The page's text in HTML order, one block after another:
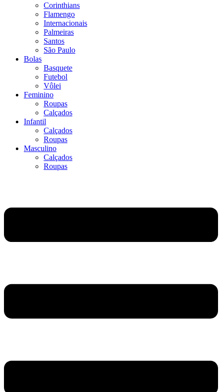
Corinthians
Flamengo
Internacionais
Palmeiras
Santos
São Paulo
Bolas
Basquete
Futebol
Vôlei
Feminino
Roupas
Calçados
Infantil
Calçados
Roupas
Masculino
Calçados
Roupas